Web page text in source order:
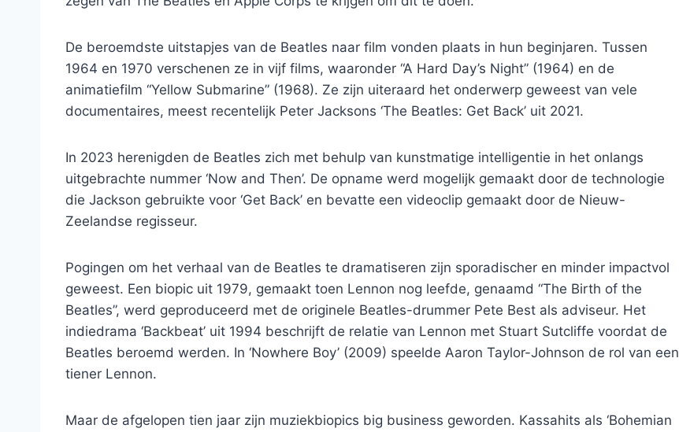
De beroemdste uitstapjes van de Beatles naar film vonden plaats in hun beginjaren. Tussen
1964 en 1970 verschenen ze in vijf films, waaronder “A Hard Day’s Night” (1964) en de
animatiefilm “Yellow Submarine” (1968). Ze zijn uiteraard het onderwerp geweest van vele
documentaires, meest recentelijk Peter Jacksons ‘The Beatles: Get Back’ uit 2021.
In 2023 herenigden de Beatles zich met behulp van kunstmatige intelligentie in het onlangs
uitgebrachte nummer ‘Now and Then’. De opname werd mogelijk gemaakt door de technologie
die Jackson gebruikte voor ‘Get Back’ en bevatte een videoclip gemaakt door de Nieuw-
Zeelandse regisseur.
Pogingen om het verhaal van de Beatles te dramatiseren zijn sporadischer en minder impactvol
geweest. Een biopic uit 1979, gemaakt toen Lennon nog leefde, genaamd “The Birth of the
Beatles”, werd geproduceerd met de originele Beatles-drummer Pete Best als adviseur. Het
indiedrama ‘Backbeat’ uit 1994 beschrijft de relatie van Lennon met Stuart Sutcliffe voordat de
Beatles beroemd werden. In ‘Nowhere Boy’ (2009) speelde Aaron Taylor-Johnson de rol van een
tiener Lennon.
Maar de afgelopen tien jaar zijn muziekbiopics big business geworden. Kassahits als ‘Bohemian